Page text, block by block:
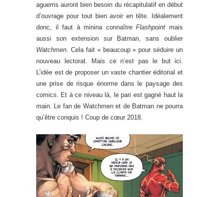
aguerris auront bien besoin du récapitulatif en début
d’ouvrage pour tout bien avoir en tête. Idéalement
donc, il faut à minina connaîtreFlashpoint mais
aussi son extension sur Batman, sans oublier
Watchmen . Cela fait « beaucoup » pour séduire un
nouveau lectorat. Mais ce n’est pas le but ici.
L’idée est de proposer un vaste chantier éditorial et
une prise de risque énorme dans le paysage des
comics. Et à ce niveau là, le pari est gagné haut la
main. Le fan de Watchmen et de Batman ne pourra
qu’être conquis ! Coup de cœur 2018.